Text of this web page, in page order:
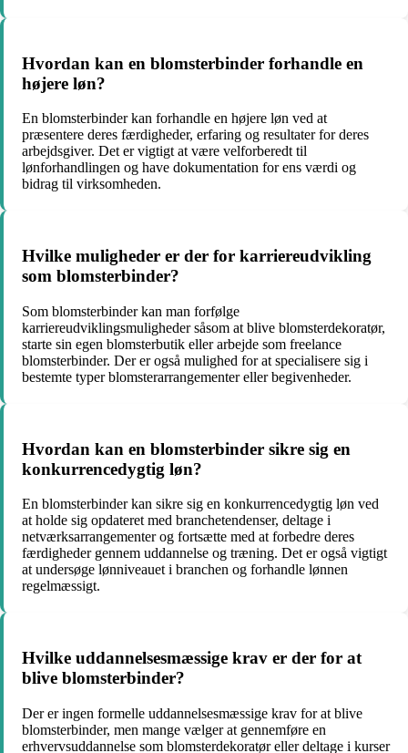
Hvordan kan en blomsterbinder forhandle en
højere løn?
En blomsterbinder kan forhandle en højere løn ved at
præsentere deres færdigheder, erfaring og resultater for deres
arbejdsgiver. Det er vigtigt at være velforberedt til
lønforhandlingen og have dokumentation for ens værdi og
bidrag til virksomheden.
Hvilke muligheder er der for karriereudvikling
som blomsterbinder?
Som blomsterbinder kan man forfølge
karriereudviklingsmuligheder såsom at blive blomsterdekoratør,
starte sin egen blomsterbutik eller arbejde som freelance
blomsterbinder. Der er også mulighed for at specialisere sig i
bestemte typer blomsterarrangementer eller begivenheder.
Hvordan kan en blomsterbinder sikre sig en
konkurrencedygtig løn?
En blomsterbinder kan sikre sig en konkurrencedygtig løn ved
at holde sig opdateret med branchetendenser, deltage i
netværksarrangementer og fortsætte med at forbedre deres
færdigheder gennem uddannelse og træning. Det er også vigtigt
at undersøge lønniveauet i branchen og forhandle lønnen
regelmæssigt.
Hvilke uddannelsesmæssige krav er der for at
blive blomsterbinder?
Der er ingen formelle uddannelsesmæssige krav for at blive
blomsterbinder, men mange vælger at gennemføre en
erhvervsuddannelse som blomsterdekoratør eller deltage i kurser